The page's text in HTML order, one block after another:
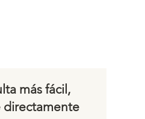
más fácil,
directamente